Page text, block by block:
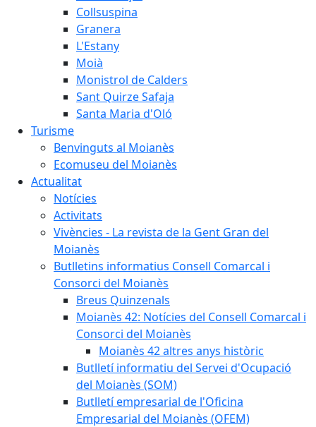
Collsuspina
Granera
L'Estany
Moià
Monistrol de Calders
Sant Quirze Safaja
Santa Maria d'Oló
Turisme
Benvinguts al Moianès
Ecomuseu del Moianès
Actualitat
Notícies
Activitats
Vivències - La revista de la Gent Gran del
Moianès
Butlletins informatius Consell Comarcal i
Consorci del Moianès
Breus Quinzenals
Moianès 42: Notícies del Consell Comarcal i
Consorci del Moianès
Moianès 42 altres anys històric
Butlletí informatiu del Servei d'Ocupació
del Moianès (SOM)
Butlletí empresarial de l'Oficina
Empresarial del Moianès (OFEM)